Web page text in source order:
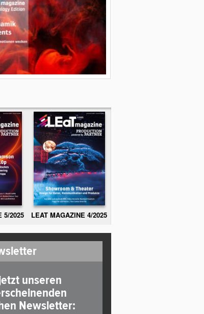
5/2025 LEAT MAGAZINE 4/2025
unseren
Newsletter: